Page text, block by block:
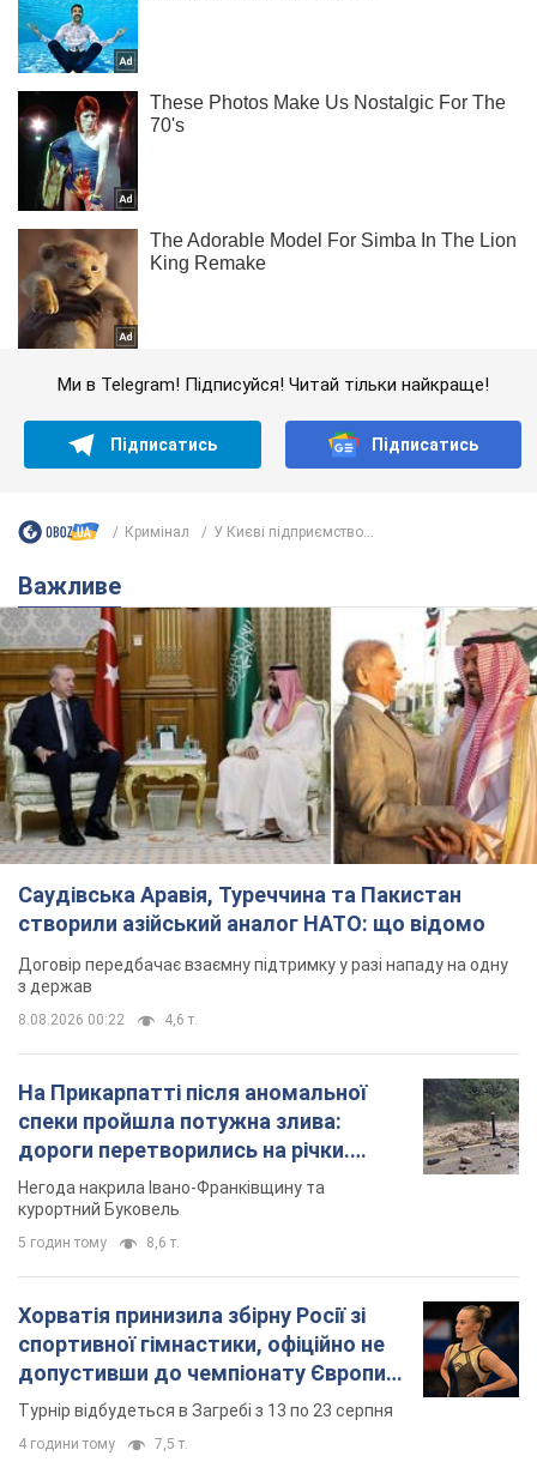
Ми в Telegram! Підписуйся! Читай тільки найкраще!
Підписатись Підписатись
Кримінал У Києві підприємство...
Важливе
Саудівська Аравія, Туреччина та Пакистан
створили азійський аналог НАТО: що відомо
Договір передбачає взаємну підтримку у разі нападу на одну
з держав
8.08.2026 00:22 4,6 т.
На Прикарпатті після аномальної
спеки пройшла потужна злива:
дороги перетворились на річки.
Відео
Негода накрила Івано-Франківщину та
курортний Буковель
5 годин тому 8,6 т.
Хорватія принизила збірну Росії зі
спортивної гімнастики, офіційно не
допустивши до чемпіонату Європи
основних спортсменів
Турнір відбудеться в Загребі з 13 по 23 серпня
4 години тому 7,5 т.